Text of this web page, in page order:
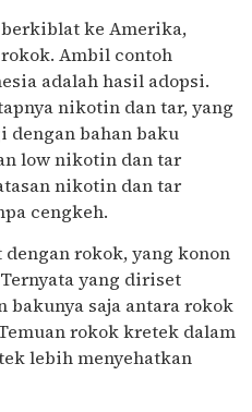
ke Amerika,
Ambil contoh
adalah hasil adopsi.
nikotin dan tar, yang
dengan bahan baku
low nikotin dan tar
nikotin dan tar
cengkeh.
rokok, yang konon
yang diriset
bakunya saja antara rokok
rokok kretek dalam
lebih menyehatkan